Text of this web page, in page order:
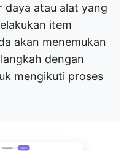
daya atau alat yang
item
akan menemukan
dengan
mengikuti proses